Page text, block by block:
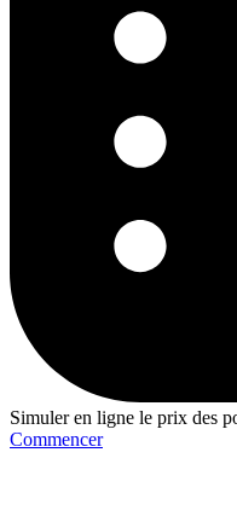
Simuler en ligne le prix des
Commencer